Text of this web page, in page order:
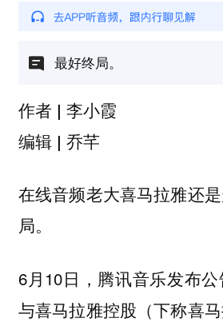
最好终局。
作者 | 李小霞
编辑 | 乔芊
在线音频老大喜马拉雅还
局。
6月10日，腾讯音乐发布
与喜马拉雅控股（下称喜